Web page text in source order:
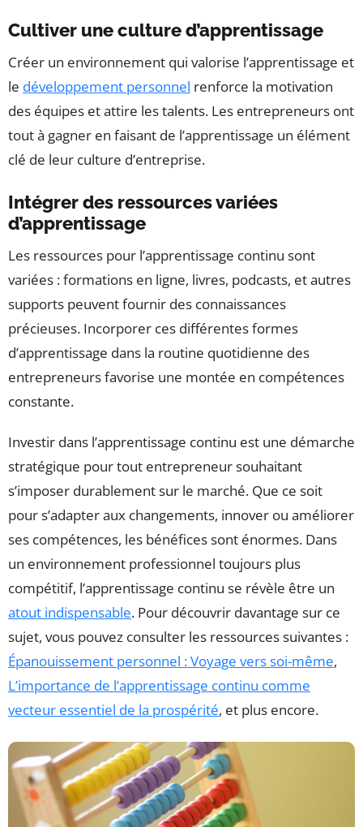
Cultiver une culture d’apprentissage
Créer un environnement qui valorise l’apprentissage et
le développement personnel renforce la motivation
des équipes et attire les talents. Les entrepreneurs ont
tout à gagner en faisant de l’apprentissage un élément
clé de leur culture d’entreprise.
Intégrer des ressources variées
d’apprentissage
Les ressources pour l’apprentissage continu sont
variées : formations en ligne, livres, podcasts, et autres
supports peuvent fournir des connaissances
précieuses. Incorporer ces différentes formes
d’apprentissage dans la routine quotidienne des
entrepreneurs favorise une montée en compétences
constante.
Investir dans l’apprentissage continu est une démarche
stratégique pour tout entrepreneur souhaitant
s’imposer durablement sur le marché. Que ce soit
pour s’adapter aux changements, innover ou améliorer
ses compétences, les bénéfices sont énormes. Dans
un environnement professionnel toujours plus
compétitif, l’apprentissage continu se révèle être un
atout indispensable. Pour découvrir davantage sur ce
sujet, vous pouvez consulter les ressources suivantes :
Épanouissement personnel : Voyage vers soi-même,
L’importance de l’apprentissage continu comme
vecteur essentiel de la prospérité, et plus encore.